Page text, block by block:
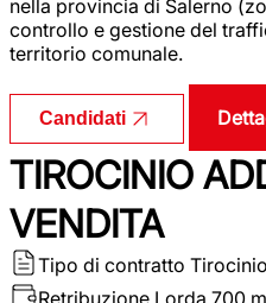
nella provincia di Salerno
controllo e gestione del
territorio comunale.
Candidati
TIROCINIO
VENDITA
Tipo di contratto
Retribuzione Lorda 700